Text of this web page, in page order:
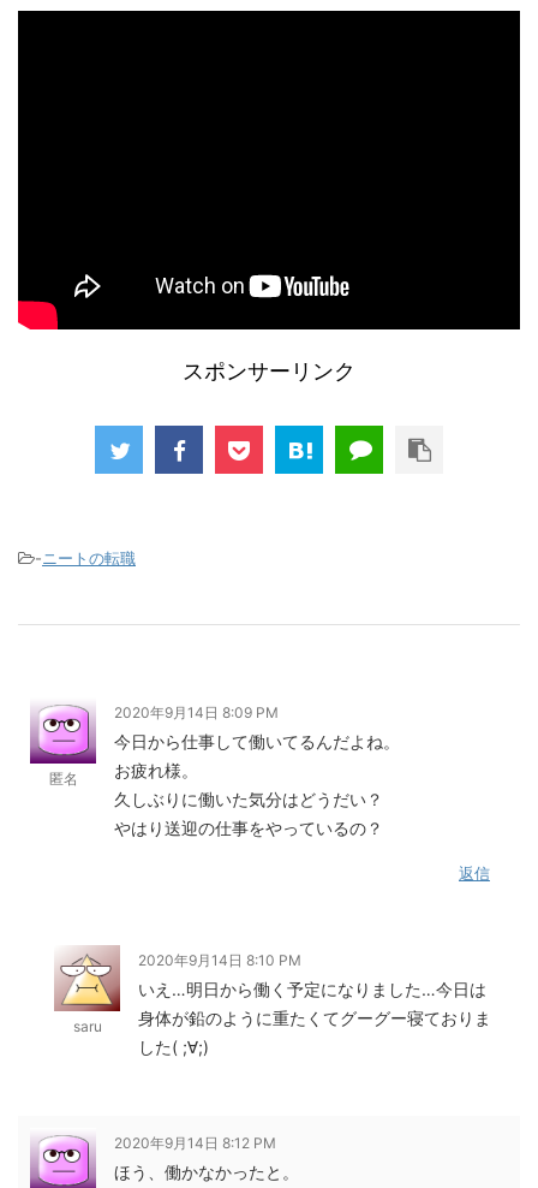
スポンサーリンク
-ニートの転職
匿名
2020年9月14日 8:09 PM
今日から仕事して働いてるんだよね。
お疲れ様。
久しぶりに働いた気分はどうだい？
やはり送迎の仕事をやっているの？
返信
saru
2020年9月14日 8:10 PM
いえ…明日から働く予定になりました…今日は
身体が鉛のように重たくてグーグー寝ておりま
した( ;∀;)
2020年9月14日 8:12 PM
ほう、働かなかったと。